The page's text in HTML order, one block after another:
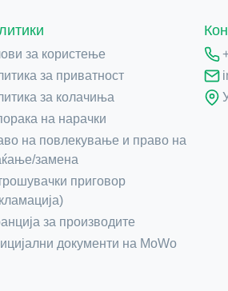
за користење
за приватност
за колачиња
на нарачки
на повлекување и право на
замена
приговор
за производите
документи на MoWo